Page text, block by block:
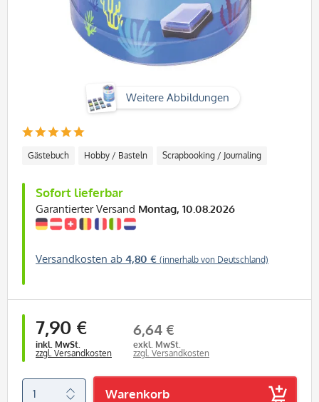
Weitere Abbildungen
Gästebuch Hobby / Basteln Scrapbooking / Journaling
Sofort lieferbar
Garantierter Versand Montag, 10.08.2026
Versandkosten ab 4,80 € (innerhalb von Deutschland)
7,90 €
inkl. MwSt.
zzgl. Versandkosten
6,64 €
exkl. MwSt.
zzgl. Versandkosten
Warenkorb